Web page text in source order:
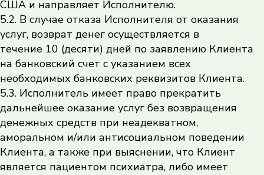
США и направляет Исполнителю.
5.2. В случае отказа Исполнителя от оказания
услуг, возврат денег осуществляется в
течение 10 (десяти) дней по заявлению Клиента
на банковский счет с указанием всех
необходимых банковских реквизитов Клиента.
5.3. Исполнитель имеет право прекратить
дальнейшее оказание услуг без возвращения
денежных средств при неадекватном,
аморальном и/или антисоциальном поведении
Клиента, а также при выяснении, что Клиент
является пациентом психиатра, либо имеет